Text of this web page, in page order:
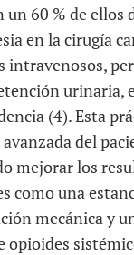
60 % de ellos
en la cirugía
(4). Esta
del
mejorar los
como una
mecánica y